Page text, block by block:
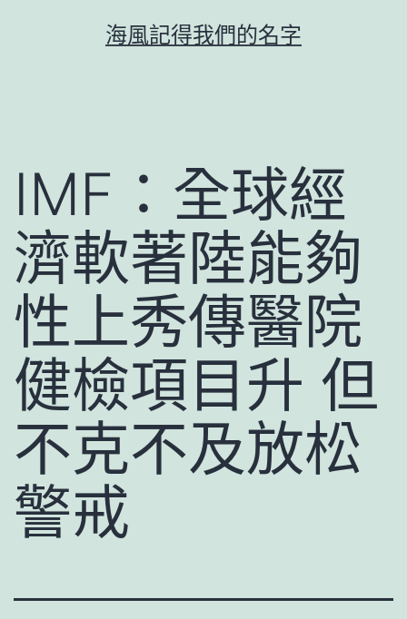
海風記得我們的名字
IMF：全球經
濟軟著陸能夠
性上秀傳醫院
健檢項目升 但
不克不及放松
警戒